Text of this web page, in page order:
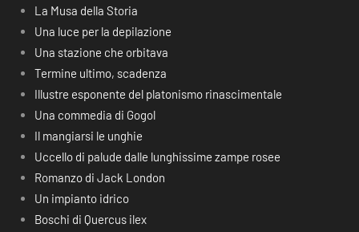
La Musa della Storia
Una luce per la depilazione
Una stazione che orbitava
Termine ultimo, scadenza
Illustre esponente del platonismo rinascimentale
Una commedia di Gogol
Il mangiarsi le unghie
Uccello di palude dalle lunghissime zampe rosee
Romanzo di Jack London
Un impianto idrico
Boschi di Quercus ilex